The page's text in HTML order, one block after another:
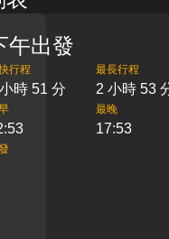
午出發
行程
時 51 分
最長行程
2 小時 53
最晚
17:53